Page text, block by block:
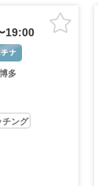
19:00
多
チング